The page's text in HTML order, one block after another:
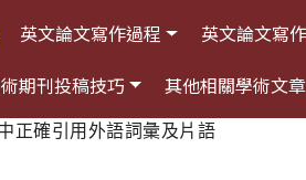
英文論文寫作過程 英文論文寫
期刊投稿技巧 其他相關學術文章
正確引用外語詞彙及片語